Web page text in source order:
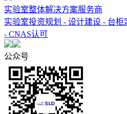
实验室整体解决方案服务商
实验室投资规划 - 设计建设 - 台
- CNAS认可
公众号